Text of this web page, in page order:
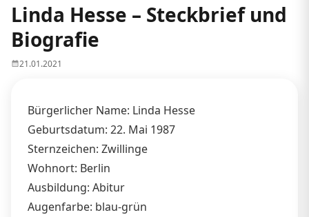
Linda Hesse – Steckbrief und
Biografie
21.01.2021
Bürgerlicher Name: Linda Hesse
Geburtsdatum: 22. Mai 1987
Sternzeichen: Zwillinge
Wohnort: Berlin
Ausbildung: Abitur
Augenfarbe: blau-grün